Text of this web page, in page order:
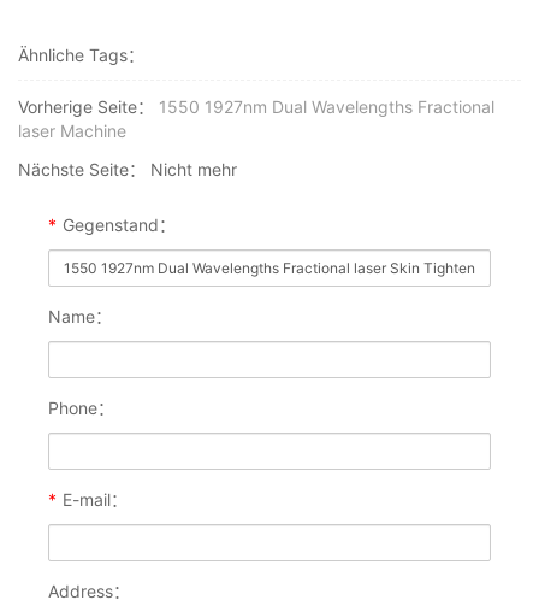
Ähnliche Tags：
Vorherige Seite：
1550 1927nm Dual Wavelengths Fractional
laser Machine
Nächste Seite：
Nicht mehr
* Gegenstand：
Name：
Phone：
* E-mail：
Address：